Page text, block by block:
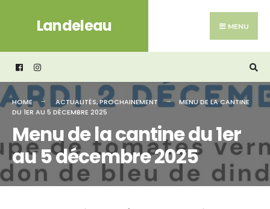
Landeleau MENU
HOME ACTUALITÉS,PROCHAINEMENT
MENU DE LA CANTINE
DU 1ER AU 5 DÉCEMBRE 2025
Menu de la cantine du 1er
au 5 décembre 2025
for: